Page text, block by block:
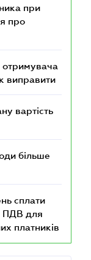
при
про
отримувача
виправити
вартість
більше
сплати
ПДВ для
платників